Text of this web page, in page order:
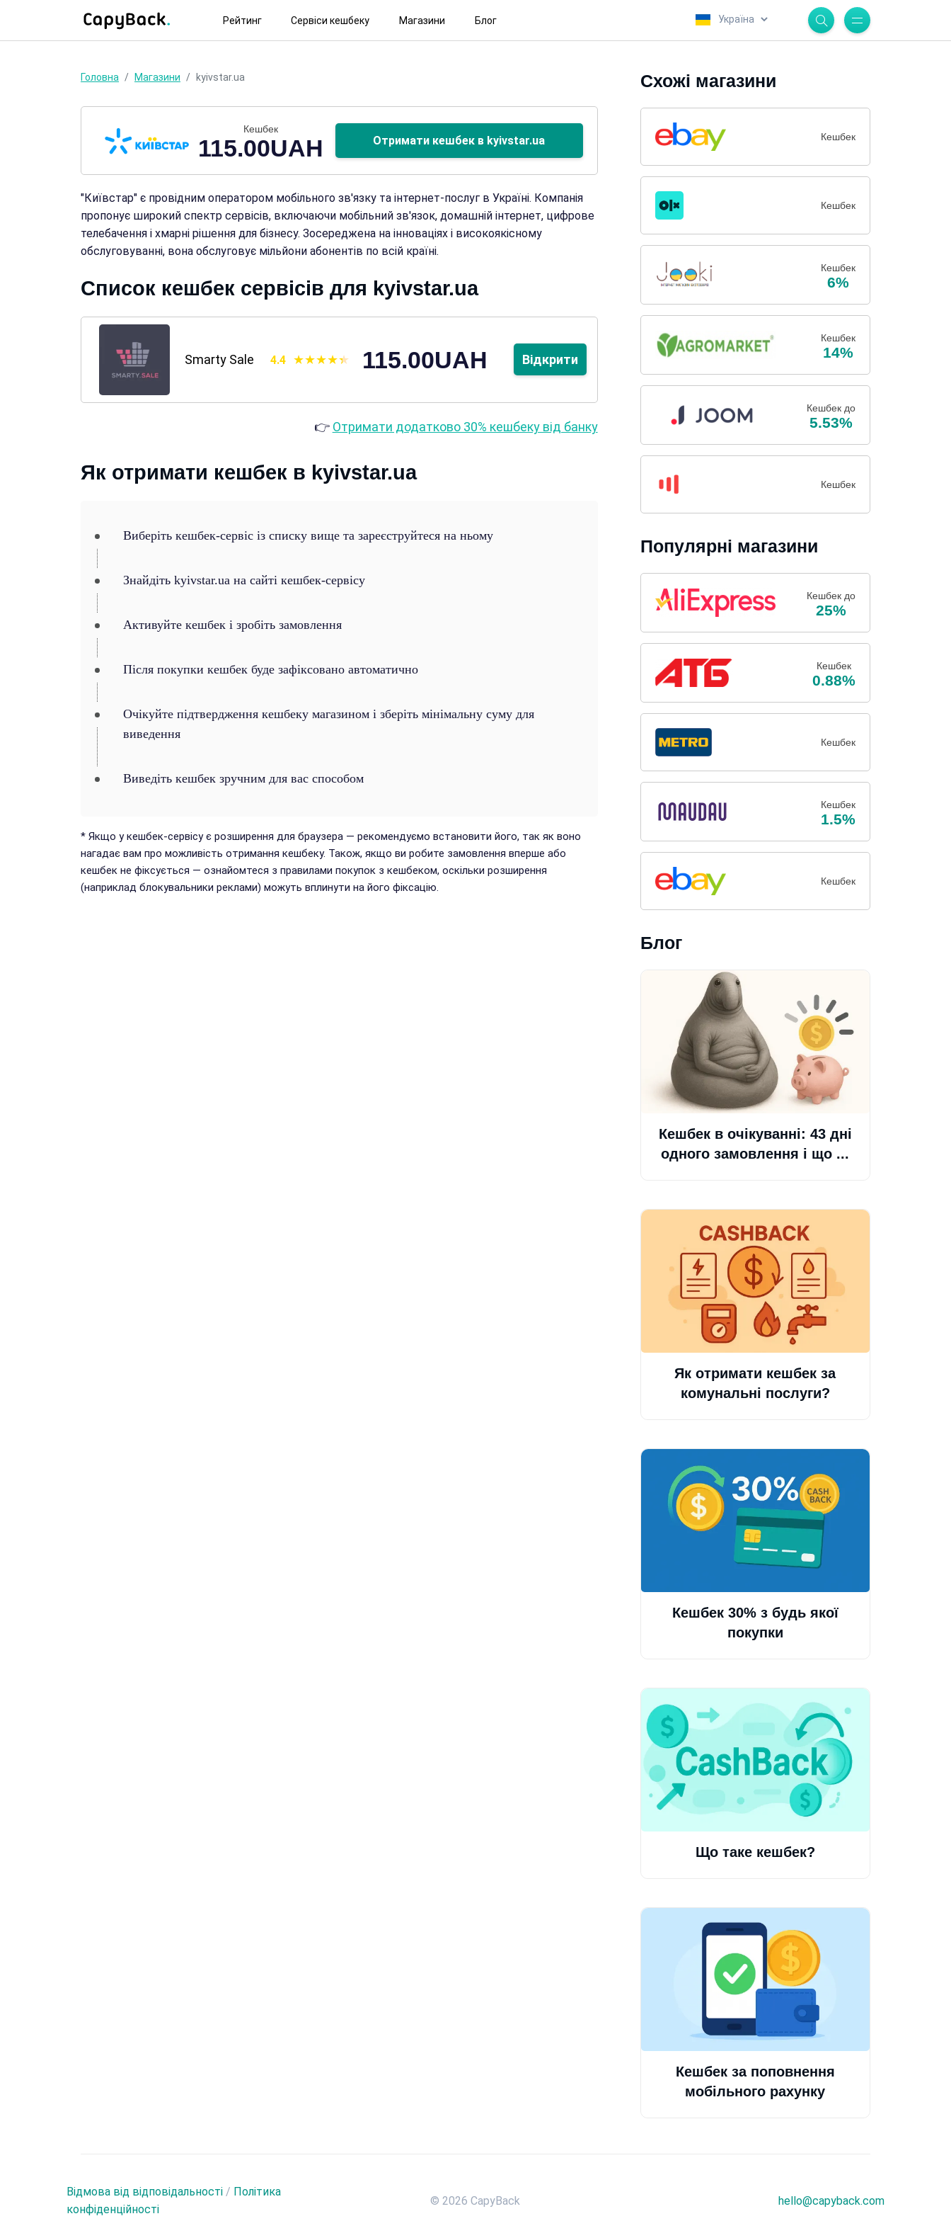
Рейтинг Сервіси кешбеку Магазини Блог
Головна Магазини kyivstar.ua
Кешбек
115.00UAH Отримати кешбек в kyivstar.ua
"Київстар" є провідним оператором мобільного зв'язку та інтернет-послуг в Україні. Компанія
пропонує широкий спектр сервісів, включаючи мобільний зв'язок, домашній інтернет, цифрове
телебачення і хмарні рішення для бізнесу. Зосереджена на інноваціях і високоякісному
обслуговуванні, вона обслуговує мільйони абонентів по всій країні.
Список кешбек сервісів для kyivstar.ua
Smarty Sale 4.4 115.00UAH Відкрити
👉 Отримати додатково 30% кешбеку від банку
Як отримати кешбек в kyivstar.ua
Виберіть кешбек-сервіс із списку вище та зареєструйтеся на ньому
Знайдіть kyivstar.ua на сайті кешбек-сервісу
Активуйте кешбек і зробіть замовлення
Після покупки кешбек буде зафіксовано автоматично
Очікуйте підтвердження кешбеку магазином і зберіть мінімальну суму для
виведення
Виведіть кешбек зручним для вас способом
* Якщо у кешбек-сервісу є розширення для браузера — рекомендуємо встановити його, так як воно
нагадає вам про можливість отримання кешбеку. Також, якщо ви робите замовлення вперше або
кешбек не фіксується — ознайомтеся з правилами покупок з кешбеком, оскільки розширення
(наприклад блокувальники реклами) можуть вплинути на його фіксацію.
Схожі магазини
Кешбек
Кешбек
Кешбек
6%
Кешбек
14%
Кешбек до
5.53%
Кешбек
Популярні магазини
Кешбек до
25%
Кешбек
0.88%
Кешбек
Кешбек
1.5%
Кешбек
Блог
Кешбек в очікуванні: 43 дні
одного замовлення і що ...
Як отримати кешбек за
комунальні послуги?
Кешбек 30% з будь якої
покупки
Що таке кешбек?
Кешбек за поповнення
мобільного рахунку
Відмова від відповідальності / Політика
конфіденційності
© 2026 CapyBack hello@capyback.com